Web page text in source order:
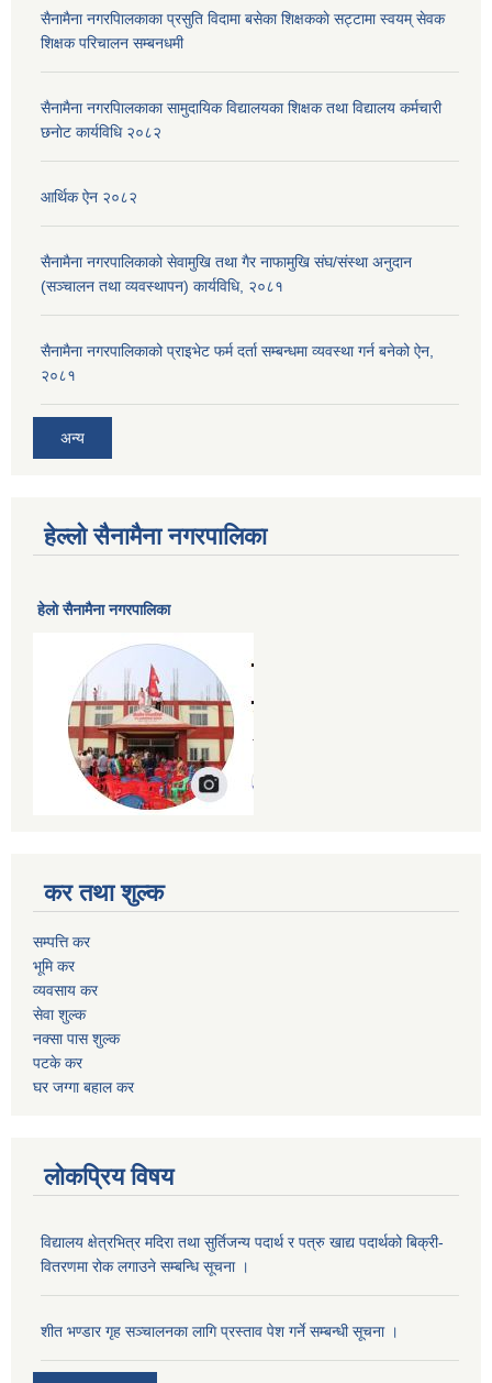
सैनामैना नगरपािलकाका प्रसुति विदामा बसेका शिक्षककाे सट्टामा स्वयम् सेवक
शिक्षक परिचालन सम्बनधमी
सैनामैना नगरपािलकाका सामुदायिक विद्यालयका शिक्षक तथा विद्यालय कर्मचारी
छनाेट कार्यविधि २०८२
आर्थिक ऐन २०८२
सैनामैना नगरपालिकाको सेवामुखि तथा गैर नाफामुखि संघ/संस्था अनुदान
(सञ्चालन तथा व्यवस्थापन) कार्यविधि, २०८१
सैनामैना नगरपालिकाको प्राइभेट फर्म दर्ता सम्बन्धमा व्यवस्था गर्न बनेको ऐन,
२०८१
अन्य
हेल्लो सैनामैना नगरपालिका
हेलाे सैनामैना नगरपालिका
कर तथा शुल्क
सम्पत्ति कर
भूमि कर
व्यवसाय कर
सेवा शुल्क
नक्सा पास शुल्क
पटके कर
घर जग्गा बहाल कर
लोकप्रिय विषय
विद्यालय क्षेत्रभित्र मदिरा तथा सुर्तिजन्य पदार्थ र पत्रु खाद्य पदार्थको बिक्री-
वितरणमा रोक लगाउने सम्बन्धि सूचना ।
शीत भण्डार गृह सञ्चालनका लागि प्रस्ताव पेश गर्ने सम्बन्धी सूचना ।